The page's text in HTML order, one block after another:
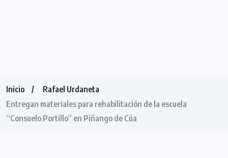
Inicio
Rafael Urdaneta
Entregan materiales para rehabilitación de la escuela
“Consuelo Portillo” en Piñango de Cúa